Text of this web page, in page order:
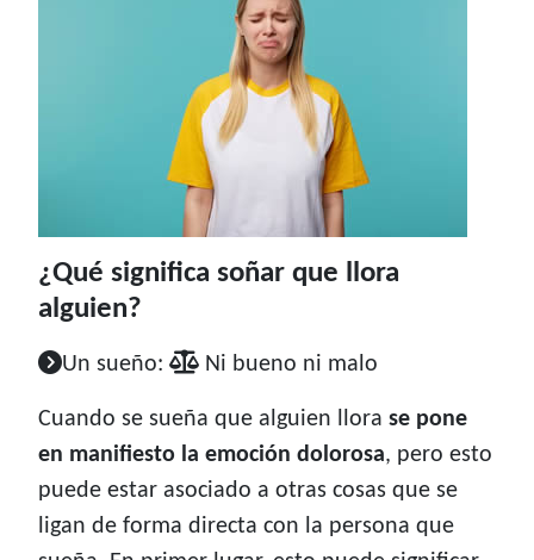
¿Qué significa soñar que llora
alguien?
Un sueño: Ni bueno ni malo
Cuando se sueña que alguien llora se pone
en manifiesto la emoción dolorosa, pero esto
puede estar asociado a otras cosas que se
ligan de forma directa con la persona que